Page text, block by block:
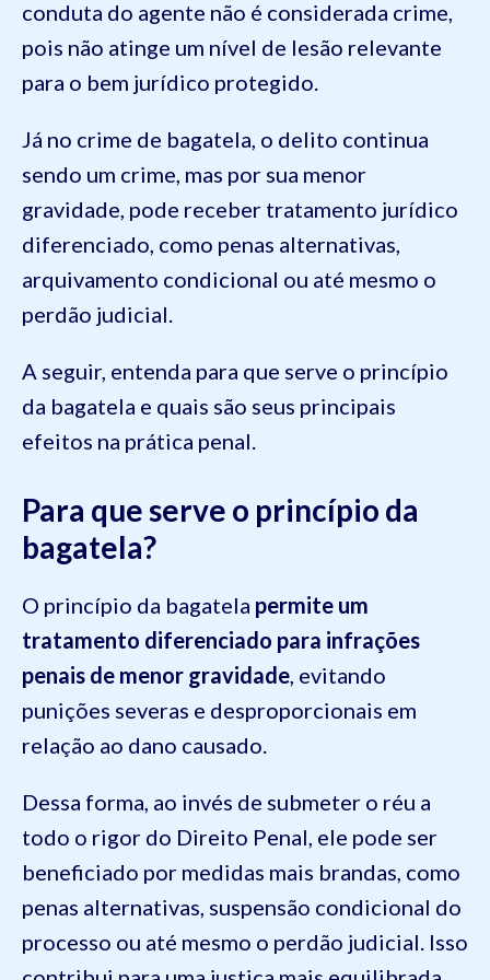
conduta do agente não é considerada crime,
pois não atinge um nível de lesão relevante
para o bem jurídico protegido.
Já no crime de bagatela, o delito continua
sendo um crime, mas por sua menor
gravidade, pode receber tratamento jurídico
diferenciado, como penas alternativas,
arquivamento condicional ou até mesmo o
perdão judicial.
A seguir, entenda para que serve o princípio
da bagatela e quais são seus principais
efeitos na prática penal.
Para que serve o princípio da
bagatela?
O princípio da bagatela permite um
tratamento diferenciado para infrações
penais de menor gravidade , evitando
punições severas e desproporcionais em
relação ao dano causado.
Dessa forma, ao invés de submeter o réu a
todo o rigor do Direito Penal, ele pode ser
beneficiado por medidas mais brandas, como
penas alternativas, suspensão condicional do
processo ou até mesmo o perdão judicial. Isso